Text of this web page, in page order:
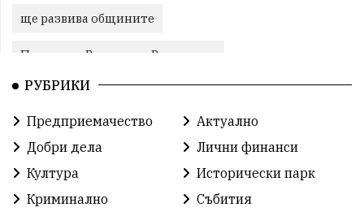
ще развива общините
Провадия, Ветрино и Вълчи дол
Метеоролигична обстановка
Североизточна България
Общинският съвет Провадия
Център за обслужване Модел „на едно гише“
РУБРИКИ
Предприемачество
Актуално
Добри дела
Лични финанси
Култура
Исторически парк
Криминално
Събития